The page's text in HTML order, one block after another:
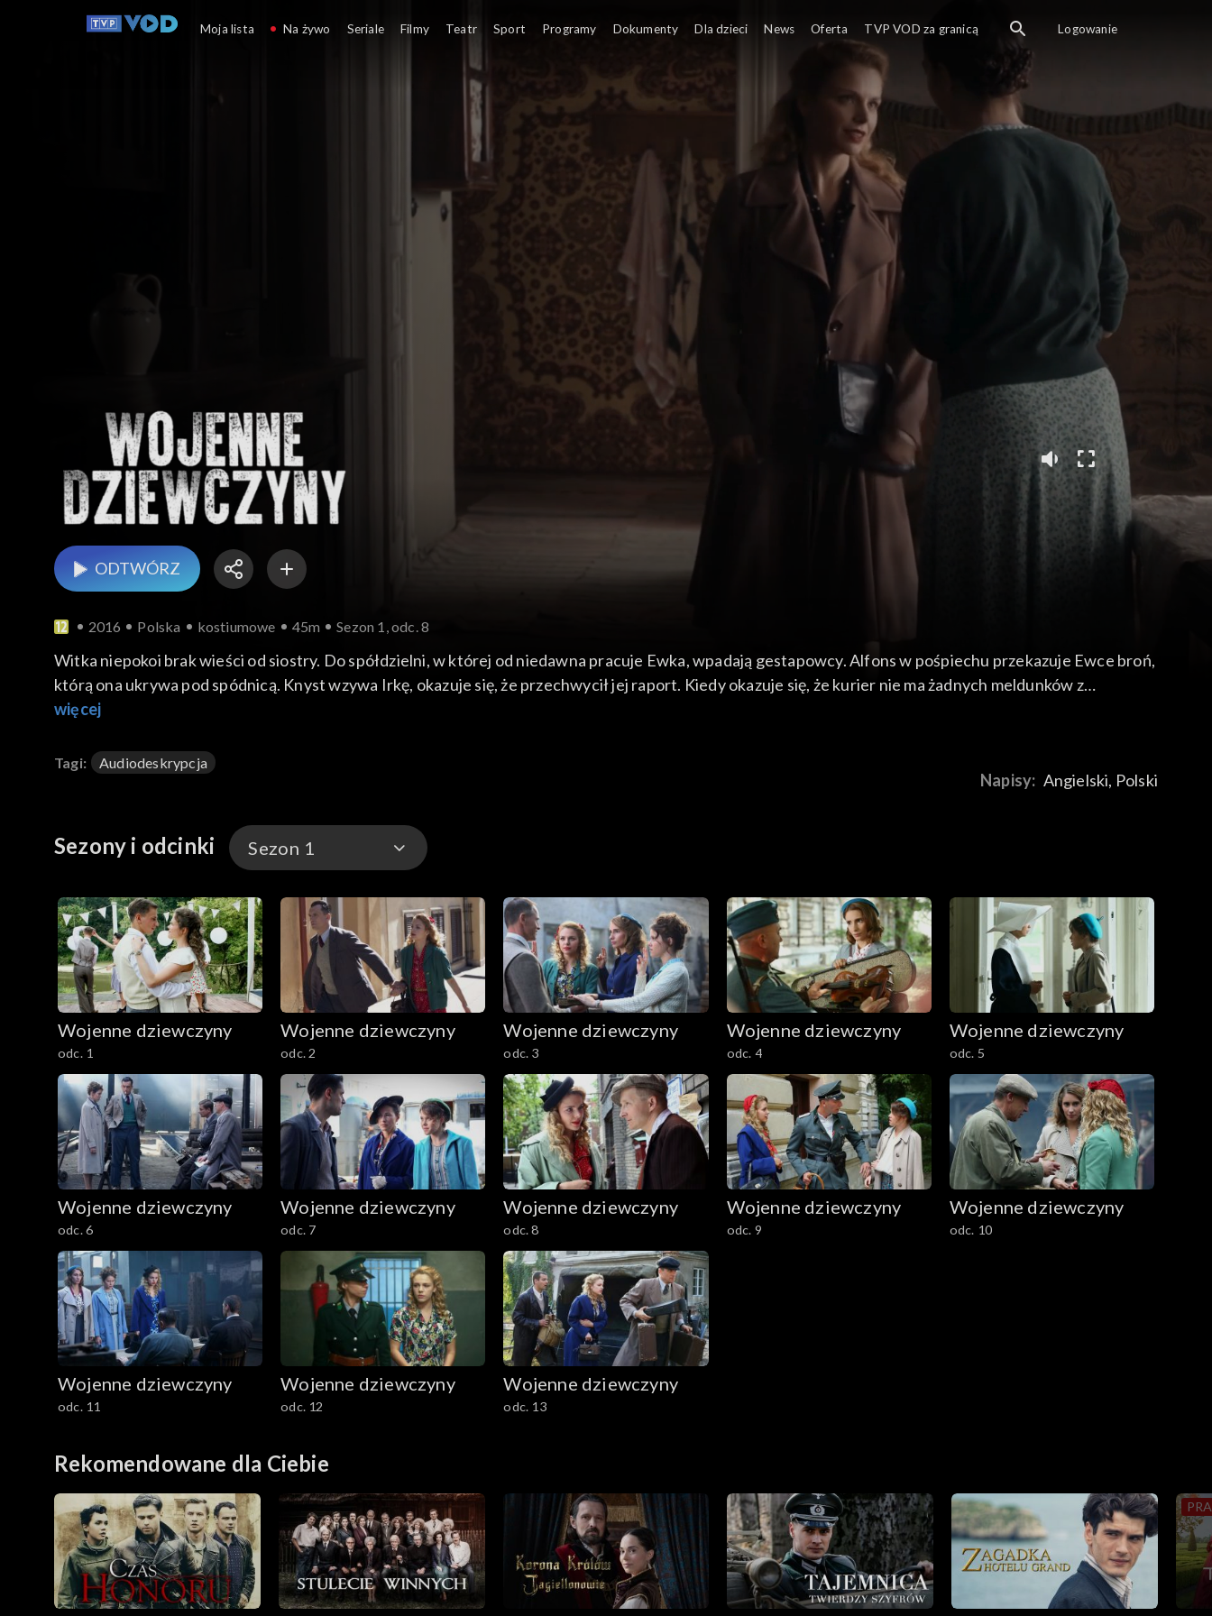
ODTWÓRZ
2016 Polska kostiumowe 45m Sezon 1, odc. 8
Witka niepokoi brak wieści od siostry. Do spółdzielni, w której od niedawna pracuje Ewka, wpadają gestapowcy. Alfons w pośpiechu przekazuje Ewce broń,
którą ona ukrywa pod spódnicą. Knyst wzywa Irkę, okazuje się, że przechwycił jej raport. Kiedy okazuje się, że kurier nie ma żadnych meldunków z
Tomaszowa, Ewka i Witek jadą sprawdzić sytuację.
więcej
Tagi: Audiodeskrypcja
Napisy: Angielski, Polski
Sezony i odcinki Sezon 1
Sezon 1
Sezon 2
Sezon 3
Sezon 4
Sezon 5
Wojenne dziewczyny
odc. 1
Wojenne dziewczyny
odc. 2
Wojenne dziewczyny
odc. 3
Wojenne dziewczyny
odc. 4
Wojenne dziewczyny
odc. 5
Wojenne dziewczyny
odc. 6
Wojenne dziewczyny
odc. 7
Wojenne dziewczyny
odc. 8
Wojenne dziewczyny
odc. 9
Wojenne dziewczyny
odc. 10
Wojenne dziewczyny
odc. 11
Wojenne dziewczyny
odc. 12
Wojenne dziewczyny
odc. 13
Rekomendowane dla Ciebie
Moja lista Na żywo Seriale Filmy Teatr Sport Programy Dokumenty Dla dzieci News Oferta TVP VOD za granicą Logowanie